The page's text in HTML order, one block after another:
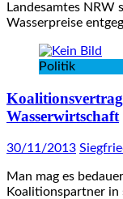
Landesamtes NRW
Wasserpreise
Politik
Wasserwirtschaft
30/11/2013
Man mag es
Koalitionspartner in